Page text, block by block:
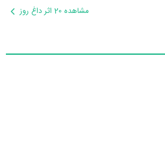
مشاهده 20 اثر داغ روز